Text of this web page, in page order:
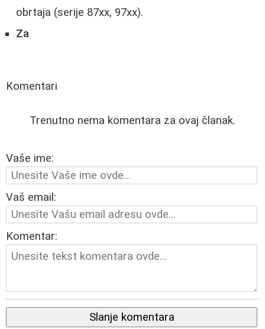
obrtaja (serije 87xx, 97xx).
Za
Komentari
Trenutno nema komentara za ovaj članak.
Vaše ime:
Vaš email:
Komentar:
Slanje komentara